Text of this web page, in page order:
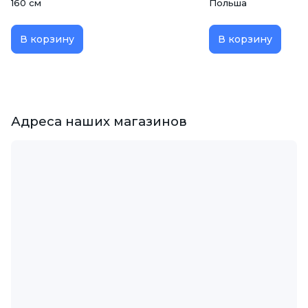
160 см
В корзину
Польша
В корзину
Адреса наших магазинов